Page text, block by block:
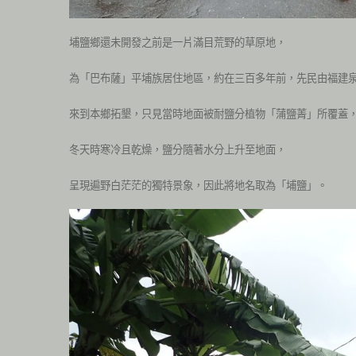
埔鹽鄉還未開發之前是一片滿目荒野的草原地，
為「巴布薩」平埔族居住地區，約在三百多年前，先民由福建
來到本鄉拓墾，只見當時地面被耐鹽分植物「蒲鹽菁」所覆蓋
冬天時寒冷且乾燥，鹽分隨著水分上升至地面，
呈現遍野白茫茫的獨特景象，因此將地名取為「埔鹽」。